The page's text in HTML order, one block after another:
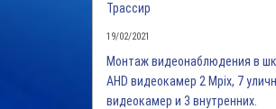
Трассир
19/02/2021
Монтаж видеонаблюдения в
AHD видеокамер 2 Mpix, 7
видеокамер и 3 внутренних.